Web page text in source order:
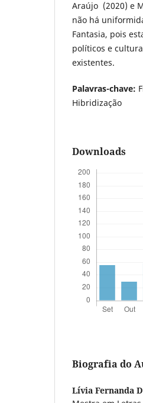
Araújo (2020) e
não há
Fantasia, pois
políticos e
existentes.
Palavras-chave:
Hibridização
Downloads
Biografia do
Lívia Fernanda